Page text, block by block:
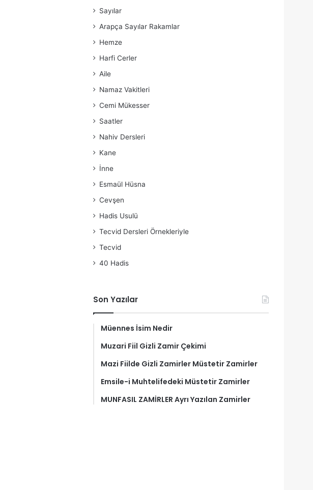
Sayılar
Arapça Sayılar Rakamlar
Hemze
Harfi Cerler
Aile
Namaz Vakitleri
Cemi Mükesser
Saatler
Nahiv Dersleri
Kane
İnne
Esmaül Hüsna
Cevşen
Hadis Usulü
Tecvid Dersleri Örnekleriyle
Tecvid
40 Hadis
Son Yazılar
Müennes İsim Nedir
Muzari Fiil Gizli Zamir Çekimi
Mazi Fiilde Gizli Zamirler Müstetir Zamirler
Emsile-i Muhtelifedeki Müstetir Zamirler
MUNFASIL ZAMİRLER Ayrı Yazılan Zamirler